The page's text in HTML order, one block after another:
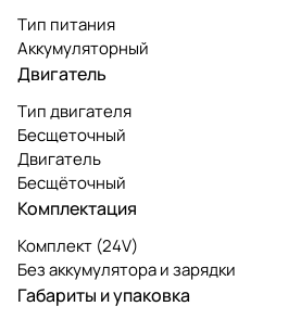
Тип питания
Аккумуляторный
Двигатель
Тип двигателя
Бесщеточный
Двигатель
Бесщёточный
Комплектация
Комплект (24V)
Без аккумулятора и зарядки
Габариты и упаковка